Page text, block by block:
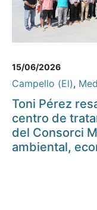
15/06/2026
Campello (El),
Toni Pérez
centro de
del Consorci
ambiental,